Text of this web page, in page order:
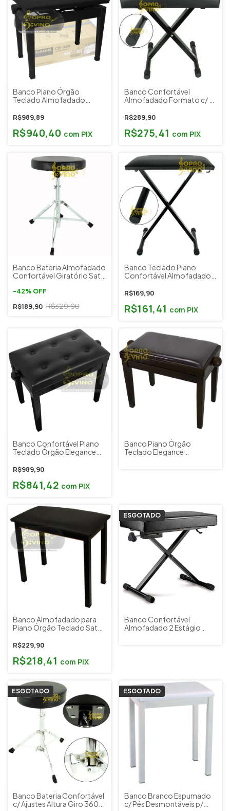
Banco Piano Órgão
Teclado Almofadado
R$989,89
R$940,40 com PIX
Banco Confortável
Almofadado Formato c/ 2
Teclado Saty BT200
R$289,90
R$275,41 com PIX
Banco Bateria Almofadado
Confortável Giratório Saty
-42% OFF
R$189,90 R$329,90
Banco Teclado Piano
Confortável Almofadado
BT10
R$169,90
R$161,41 com PIX
Banco Confortável Piano
Teclado Órgão Elegance
R$989,90
R$841,42 com PIX
Banco Piano Órgão
Teclado Elegance
Banco Almofadado para
Piano Órgão Teclado Saty
R$229,90
R$218,41 com PIX
ESGOTADO
Banco Confortável
Almofadado 2 Estágio
ESGOTADO
Banco Bateria Confortável
c/ Ajustes Altura Giro 360º
ESGOTADO
Banco Branco Espumado
c/ Pés Desmontáveis p/